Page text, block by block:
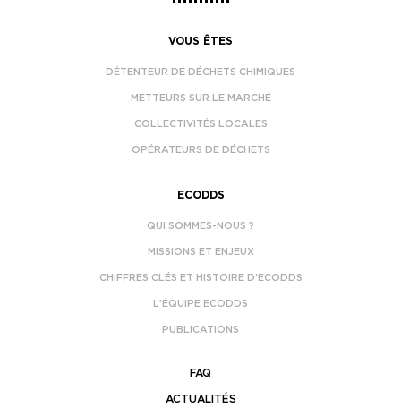
VOUS ÊTES
DÉTENTEUR DE DÉCHETS CHIMIQUES
METTEURS SUR LE MARCHÉ
COLLECTIVITÉS LOCALES
OPÉRATEURS DE DÉCHETS
ECODDS
QUI SOMMES-NOUS ?
MISSIONS ET ENJEUX
CHIFFRES CLÉS ET HISTOIRE D’ECODDS
L’ÉQUIPE ECODDS
PUBLICATIONS
FAQ
ACTUALITÉS